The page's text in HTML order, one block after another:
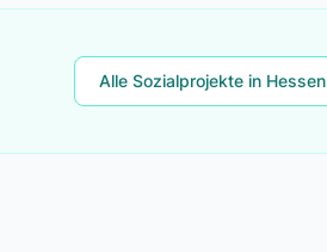
Alle Sozialprojekte in Hessen